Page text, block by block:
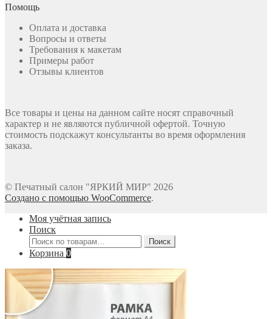
Помощь
Оплата и доставка
Вопросы и ответы
Требования к макетам
Примеры работ
Отзывы клиентов
Все товары и цены на данном сайте носят справочный
характер и не являются публичной офертой. Точную
стоимость подскажут консультанты во время оформления
заказа.
© Печатный салон "ЯРКИЙ МИР" 2026
Создано с помощью WooCommerce.
Моя учётная запись
Поиск
Искать:
Поиск
Корзина 0